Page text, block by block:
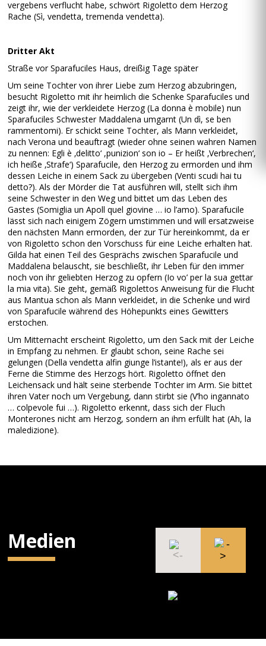
vergebens verflucht habe, schwört Rigoletto dem Herzog
Rache (Sì, vendetta, tremenda vendetta).
Dritter Akt
Straße vor Sparafuciles Haus, dreißig Tage später
Um seine Tochter von ihrer Liebe zum Herzog abzubringen,
besucht Rigoletto mit ihr heimlich die Schenke Sparafuciles und
zeigt ihr, wie der verkleidete Herzog (La donna è mobile) nun
Sparafuciles Schwester Maddalena umgarnt (Un dì, se ben
rammentomi). Er schickt seine Tochter, als Mann verkleidet,
nach Verona und beauftragt (wieder ohne seinen wahren Namen
zu nennen: Egli è ‚delitto‘ ,punizion‘ son io – Er heißt ‚Verbrechen‘,
ich heiße ‚Strafe‘) Sparafucile, den Herzog zu ermorden und ihm
dessen Leiche in einem Sack zu übergeben (Venti scudi hai tu
detto?). Als der Mörder die Tat ausführen will, stellt sich ihm
seine Schwester in den Weg und bittet um das Leben des
Gastes (Somiglia un Apoll quel giovine … io l’amo). Sparafucile
lässt sich nach einigem Zögern umstimmen und will ersatzweise
den nächsten Mann ermorden, der zur Tür hereinkommt, da er
von Rigoletto schon den Vorschuss für eine Leiche erhalten hat.
Gilda hat einen Teil des Gesprächs zwischen Sparafucile und
Maddalena belauscht, sie beschließt, ihr Leben für den immer
noch von ihr geliebten Herzog zu opfern (Io vo’ per la sua gettar
la mia vita). Sie geht, gemäß Rigolettos Anweisung für die Flucht
aus Mantua schon als Mann verkleidet, in die Schenke und wird
von Sparafucile während des Höhepunkts eines Gewitters
erstochen.
Um Mitternacht erscheint Rigoletto, um den Sack mit der Leiche
in Empfang zu nehmen. Er glaubt schon, seine Rache sei
gelungen (Della vendetta alfin giunge l’istante!), als er aus der
Ferne die Stimme des Herzogs hört. Rigoletto öffnet den
Leichensack und hält seine sterbende Tochter im Arm. Sie bittet
ihren Vater noch um Vergebung, dann stirbt sie (V’ho ingannato
… colpevole fui …). Rigoletto erkennt, dass sich der Fluch
Monterones nicht am Herzog, sondern an ihm erfüllt hat (Ah, la
maledizione).
Medien